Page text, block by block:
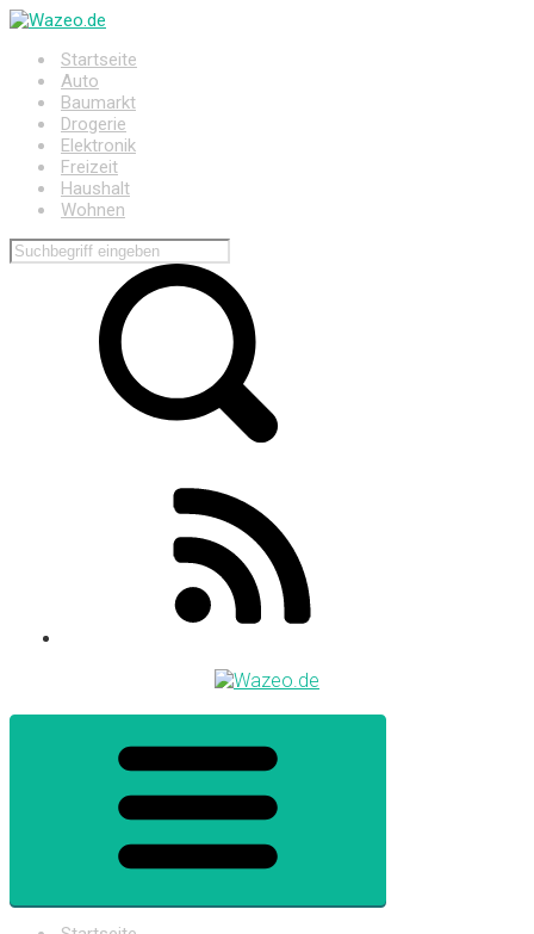
Zum
springenStartseite
Auto
Baumarkt
Drogerie
Elektronik
Freizeit
Haushalt
Wohnen